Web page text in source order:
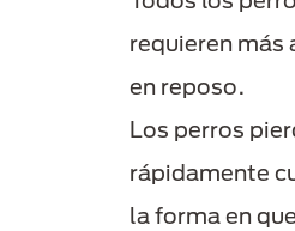
requieren más
en reposo.
Los perros
rápidamente
la forma en